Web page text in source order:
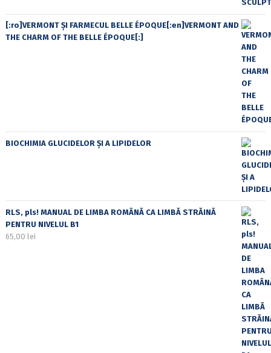
[:ro]VERMONT ȘI FARMECUL BELLE ÉPOQUE[:en]VERMONT AND
THE CHARM OF THE BELLE ÉPOQUE[:]
BIOCHIMIA GLUCIDELOR ȘI A LIPIDELOR
RLS, pls! MANUAL DE LIMBA ROMÂNĂ CA LIMBĂ STRĂINĂ
PENTRU NIVELUL B1
65,00 lei